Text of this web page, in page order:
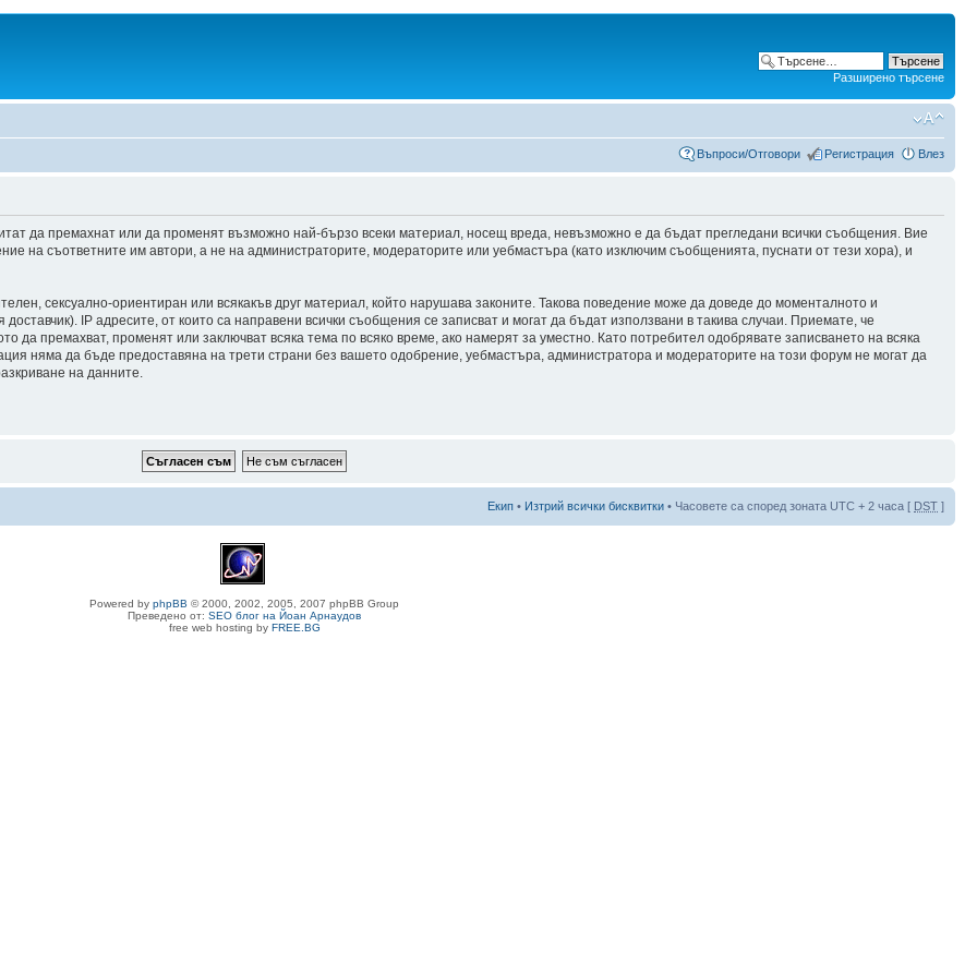
Разширено търсене
Въпроси/Отговори Регистрация Влез
да премахнат или да променят възможно най-бързо всеки материал, носещ вреда, невъзможно е да бъдат прегледани всички съобщения. Вие
на съответните им автори, а не на администраторите, модераторите или уебмастъра (като изключим съобщенията, пуснати от тези хора), и
сексуално-ориентиран или всякакъв друг материал, който нарушава законите. Такова поведение може да доведе до моменталното и
IP адресите, от които са направени всички съобщения се записват и могат да бъдат използвани в такива случаи. Приемате, че
премахват, променят или заключват всяка тема по всяко време, ако намерят за уместно. Като потребител одобрявате записването на всяка
няма да бъде предоставяна на трети страни без вашето одобрение, уебмастъра, администратора и модераторите на този форум не могат да
на данните.
Екип • Изтрий всички бисквитки • Часовете са според зоната UTC + 2 часа [ DST ]
Powered by phpBB © 2000, 2002, 2005, 2007 phpBB Group
Преведено от: SEO блог на Йоан Арнаудов
free web hosting by FREE.BG